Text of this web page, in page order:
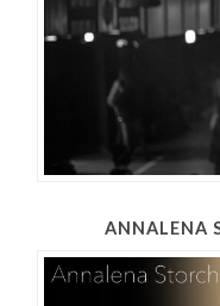
ANNALENA